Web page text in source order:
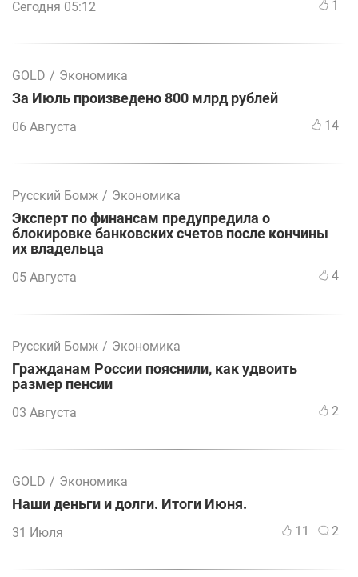
Сегодня 05:12 1
GOLD / Экономика
За Июль произведено 800 млрд рублей
06 Августа 14
Русский Бомж / Экономика
Эксперт по финансам предупредила о
блокировке банковских счетов после кончины
их владельца
05 Августа 4
Русский Бомж / Экономика
Гражданам России пояснили, как удвоить
размер пенсии
03 Августа 2
GOLD / Экономика
Наши деньги и долги. Итоги Июня.
31 Июля 11 2